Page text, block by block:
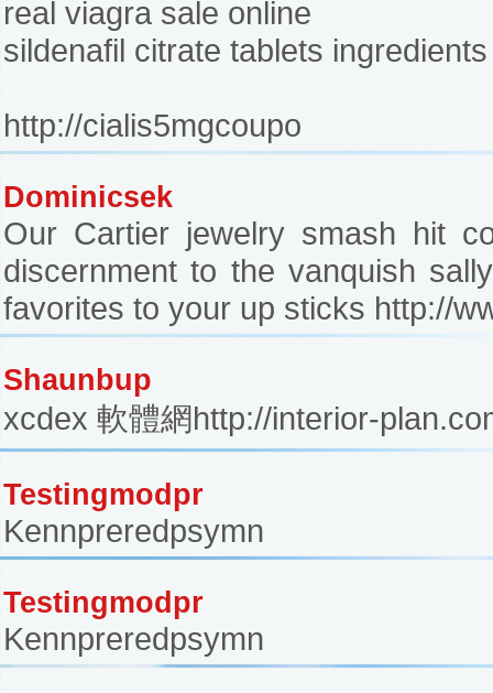
real viagra sale online
sildenafil citrate tablets ingredients
http://cialis5mgcoupo
Dominicsek
Our Cartier jewelry smash hit
discernment to the vanquish
favorites to your up sticks http://
Shaunbup
xcdex 軟體網http://interior-
Testingmodpr
Kennpreredpsymn
Testingmodpr
Kennpreredpsymn